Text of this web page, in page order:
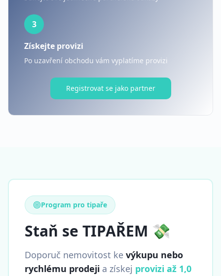
3
Získejte provizi
Po uzavření obchodu vám vyplatíme provizi
Registrovat se jako partner
Program pro tipaře
Staň se TIPAŘEM 💸
Doporuč nemovitost ke výkupu nebo
rychlému prodeji a získej provizi až 1,0